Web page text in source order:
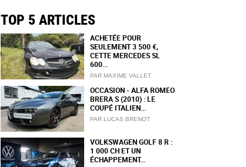
TOP 5 ARTICLES
ACHETÉE POUR
SEULEMENT 3 500 €,
CETTE MERCEDES SL
600...
PAR MAXIME VALLET
OCCASION - ALFA ROMEO
BRERA S (2010) : LE
COUPÉ ITALIEN...
PAR LUCAS BRENOT
VOLKSWAGEN GOLF 8 R :
1 000 CH ET UN
ÉCHAPPEMENT...